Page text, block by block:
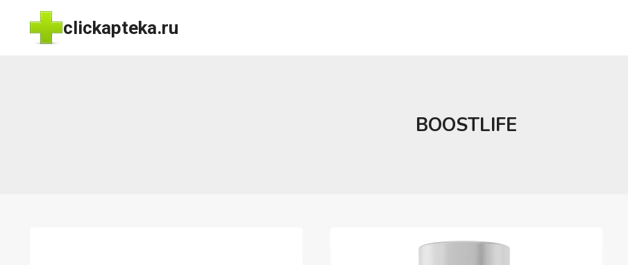
Перейти
содержимому
clickapteka.ru
BOOSTLIFE